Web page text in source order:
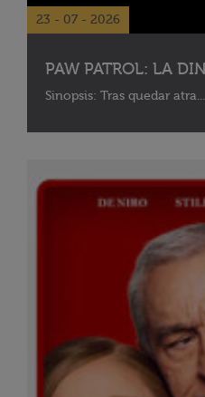
23 - 07 - 2026
PAW PATROL: LA
Sinopsis: Tras quedar atra...